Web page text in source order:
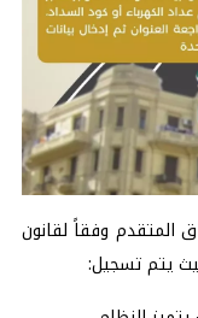
المتقدم وفقاً لقانون
يتم تسجيل: